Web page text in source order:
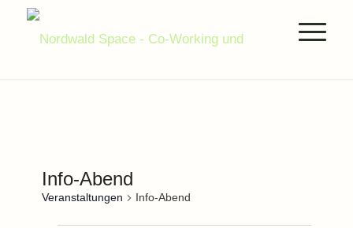
Info-Abend
Veranstaltungen Info-Abend